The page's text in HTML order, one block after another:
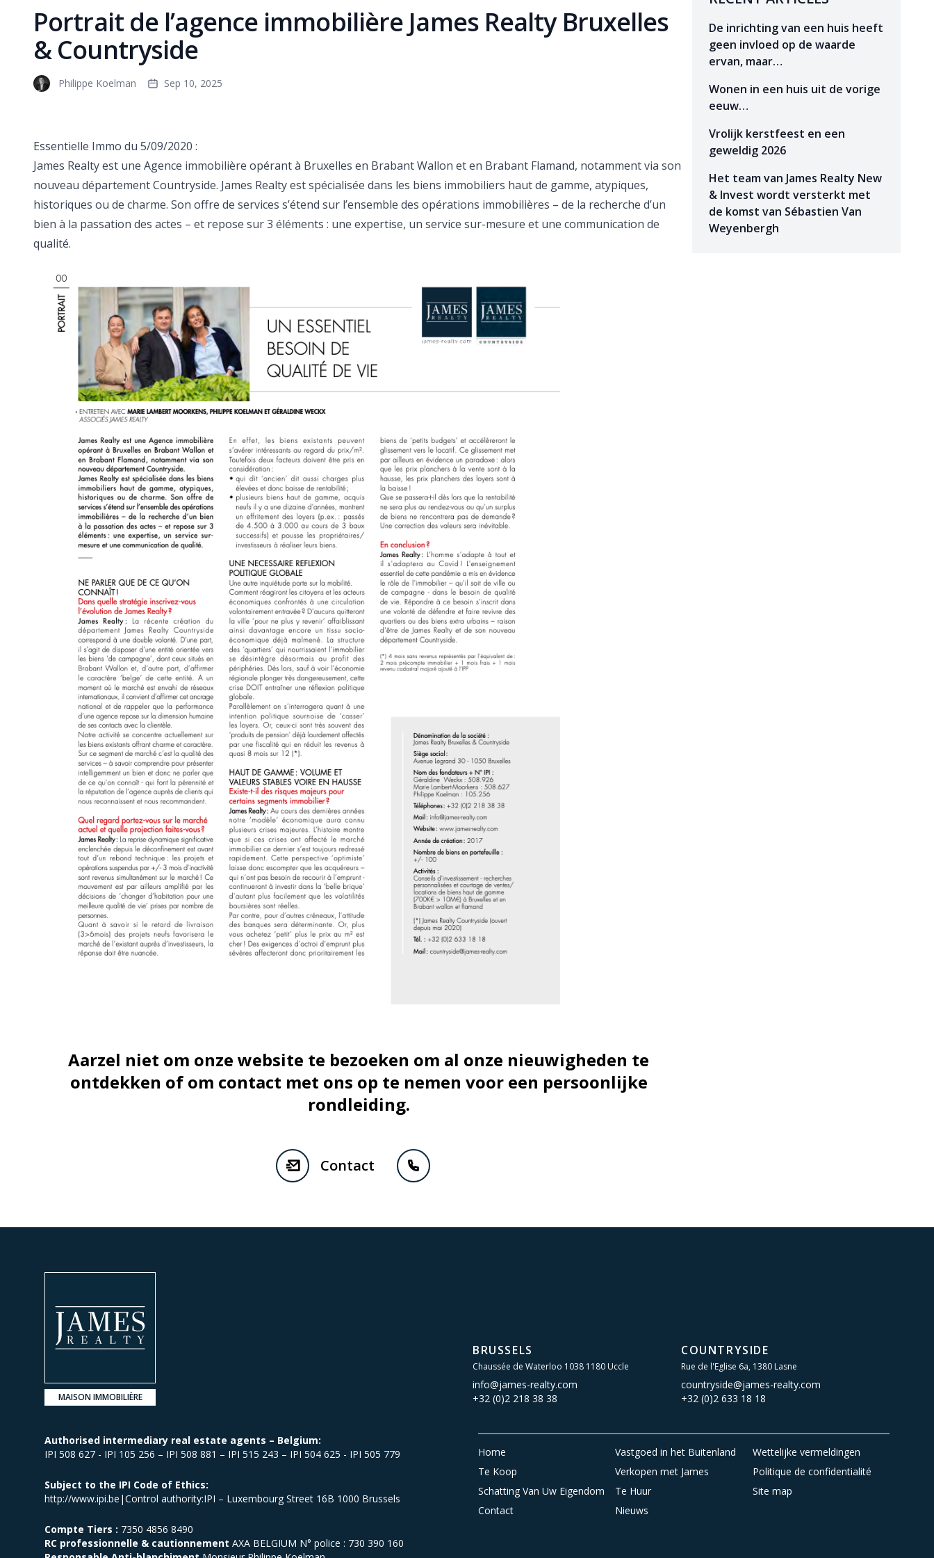
Portrait de l’agence immobilière James Realty Bruxelles
& Countryside
Philippe Koelman Sep 10, 2025
Essentielle Immo du 5/09/2020 :
James Realty est une Agence immobilière opérant à Bruxelles en Brabant Wallon et en Brabant Flamand, notamment via son
nouveau département Countryside. James Realty est spécialisée dans les biens immobiliers haut de gamme, atypiques,
historiques ou de charme. Son offre de services s’étend sur l’ensemble des opérations immobilières – de la recherche d’un
bien à la passation des actes – et repose sur 3 éléments : une expertise, un service sur-mesure et une communication de
qualité.
Aarzel niet om onze website te bezoeken om al onze nieuwigheden te
ontdekken of om contact met ons op te nemen voor een persoonlijke
rondleiding.
Contact
De inrichting van een huis heeft
geen invloed op de waarde
ervan, maar…
Wonen in een huis uit de vorige
eeuw…
Vrolijk kerstfeest en een
geweldig 2026
Het team van James Realty New
& Invest wordt versterkt met
de komst van Sébastien Van
Weyenbergh
MAISON IMMOBILIÈRE
BRUSSELS
Chaussée de Waterloo 1038 1180 Uccle
info@james-realty.com
+32 (0)2 218 38 38
COUNTRYSIDE
Rue de l'Eglise 6a, 1380 Lasne
countryside@james-realty.com
+32 (0)2 633 18 18
Authorised intermediary real estate agents – Belgium:
IPI 508 627 - IPI 105 256 – IPI 508 881 – IPI 515 243 – IPI 504 625 - IPI 505 779
Subject to the IPI Code of Ethics:
http://www.ipi.be|Control authority:IPI – Luxembourg Street 16B 1000 Brussels
Compte Tiers : 7350 4856 8490
RC professionnelle & cautionnement AXA BELGIUM N° police : 730 390 160
Home Vastgoed in het Buitenland
Wettelijke vermeldingen
Te Koop
Verkopen met James
Politique de confidentialité
Schatting Van Uw Eigendom
Te Huur
Site map
Contact
Nieuws